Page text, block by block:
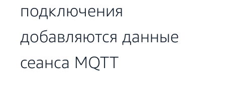
подключения
добавляются данные
сеанса MQTT